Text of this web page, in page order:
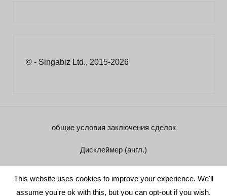
© - Singabiz Ltd., 2015-2026
общие условия заключения сделок
Дисклеймер (англ.)
This website uses cookies to improve your experience. We'll
assume you're ok with this, but you can opt-out if you wish.